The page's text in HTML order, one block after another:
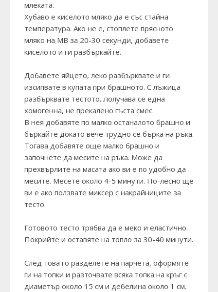
млеката.
Хубаво е киселото мляко да е със стайна
температура. Ако не е, стоплете прясното
мляко на МВ за 20-30 секунди, добавете
киселото и ги разбъркайте.
Добавете яйцето, леко разбърквате и ги
изсипвате в купата при брашното. С лъжица
разбърквате тестото...получава се една
хомогенна, не прекалено гъста смес.
В нея добавяте по малко останалото брашно и
бъркайте докато вече трудно се бърка на ръка.
Тогава добавяте още малко брашно и
започнете да месите на ръка. Може да
прехвърлите на масата ако ви е по удобно да
месите. Месете около 4-5 минути. По-лесно ще
ви е ако ползвате миксер с накрайниците за
тесто.
Готовото тесто трябва да е меко и еластично.
Покрийте и оставяте на топло за 30-40 минути.
След това го разделете на парчета, оформяте
ги на топки и разточвате всяка топка на кръг с
диаметър около 15 см и дебелина около 1 см.